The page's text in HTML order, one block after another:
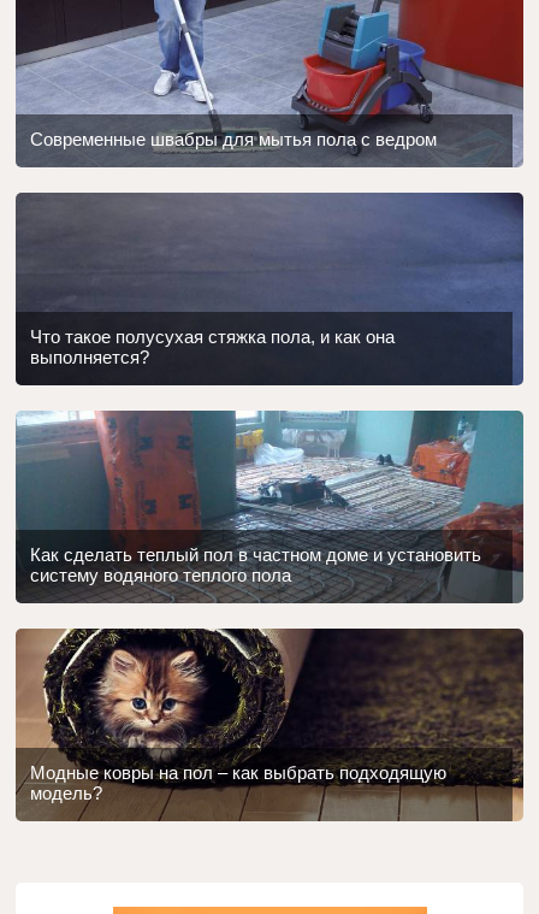
Современные швабры для мытья пола с ведром
Что такое полусухая стяжка пола, и как она
выполняется?
Как сделать теплый пол в частном доме и установить
систему водяного теплого пола
Модные ковры на пол – как выбрать подходящую
модель?